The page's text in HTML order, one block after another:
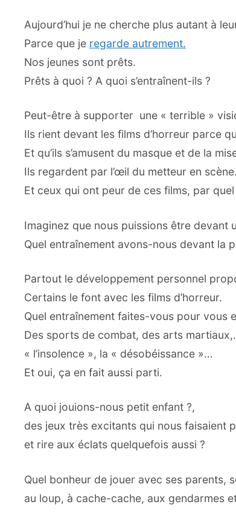
Aujourd’hui je ne cherche plus autant à
Parce que je regarde autrement.
Nos jeunes sont prêts.
Prêts à quoi ? A quoi s’entraînent-ils ?
Peut-être à supporter une « terrible »
Ils rient devant les films d’horreur parce
Et qu’ils s’amusent du masque et de la
Ils regardent par l’œil du metteur en scène.
Et ceux qui ont peur de ces films, par
Imaginez que nous puissions être devant
Quel entraînement avons-nous devant la
Partout le développement personnel
Certains le font avec les films d’horreur.
Quel entraînement faites-vous pour vous
Des sports de combat, des arts
« l’insolence », la « désobéissance »…
Et oui, ça en fait aussi parti.
A quoi jouions-nous petit enfant ?,
des jeux très excitants qui nous faisaient
et rire aux éclats quelquefois aussi ?
Quel bonheur de jouer avec ses parents,
au loup, à cache-cache, aux gendarmes